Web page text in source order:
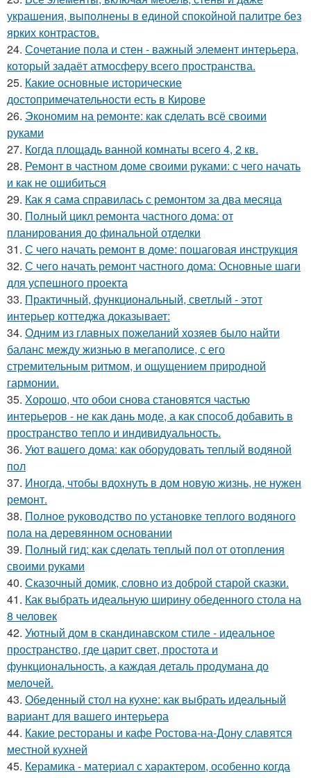
украшения, выполнены в единой спокойной палитре без
ярких контрастов.
24. Сочетание пола и стен - важный элемент интерьера,
который задаёт атмосферу всего пространства.
25. Какие основные исторические
достопримечательности есть в Кирове
26. Экономим на ремонте: как сделать всё своими
руками
27. Когда площадь ванной комнаты всего 4, 2 кв.
28. Ремонт в частном доме своими руками: с чего начать
и как не ошибиться
29. Как я сама справилась с ремонтом за два месяца
30. Полный цикл ремонта частного дома: от
планирования до финальной отделки
31. С чего начать ремонт в доме: пошаговая инструкция
32. С чего начать ремонт частного дома: Основные шаги
для успешного проекта
33. Практичный, функциональный, светлый - этот
интерьер коттеджа доказывает:
34. Одним из главных пожеланий хозяев было найти
баланс между жизнью в мегаполисе, с его
стремительным ритмом, и ощущением природной
гармонии.
35. Хорошо, что обои снова становятся частью
интерьеров - не как дань моде, а как способ добавить в
пространство тепло и индивидуальность.
36. Уют вашего дома: как оборудовать теплый водяной
пол
37. Иногда, чтобы вдохнуть в дом новую жизнь, не нужен
ремонт.
38. Полное руководство по установке теплого водяного
пола на деревянном основании
39. Полный гид: как сделать теплый пол от отопления
своими руками
40. Сказочный домик, словно из доброй старой сказки.
41. Как выбрать идеальную ширину обеденного стола на
8 человек
42. Уютный дом в скандинавском стиле - идеальное
пространство, где царит свет, простота и
функциональность, а каждая деталь продумана до
мелочей.
43. Обеденный стол на кухне: как выбрать идеальный
вариант для вашего интерьера
44. Какие рестораны и кафе Ростова-на-Дону славятся
местной кухней
45. Керамика - материал с характером, особенно когда